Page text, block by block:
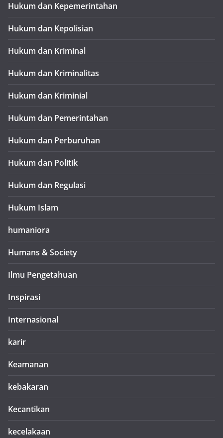
Hukum dan Kepemerintahan
Hukum dan Kepolisian
Hukum dan Kriminal
Hukum dan Kriminalitas
Hukum dan Kriminial
Hukum dan Pemerintahan
Hukum dan Perburuhan
Hukum dan Politik
Hukum dan Regulasi
Hukum Islam
humaniora
Humans & Society
Ilmu Pengetahuan
Inspirasi
Internasional
karir
Keamanan
kebakaran
Kecantikan
kecelakaan